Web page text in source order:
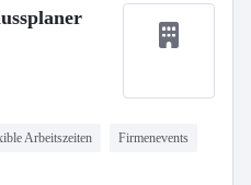
Arbeitszeiten Firmenevents